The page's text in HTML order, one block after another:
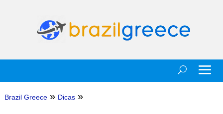
Brazil Greece » Dicas »